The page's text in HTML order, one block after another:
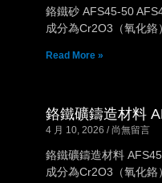
鉻鐵砂 AFS45-50
成分為Cr2O3（氧化
Read More »
鉻鐵礦鑄造材料
4 月 10, 2026 尚無留言
鉻鐵礦鑄造材料
成分為Cr2O3（氧化鉻